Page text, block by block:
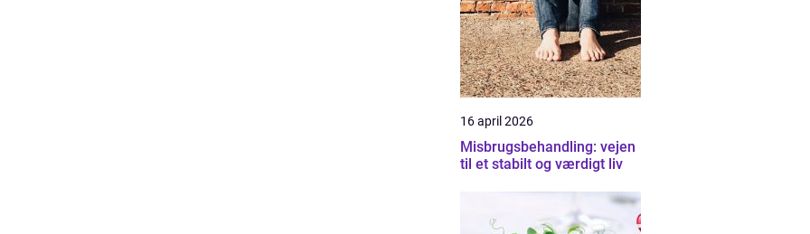
16 april 2026
Misbrugsbehandling: vejen
til et stabilt og værdigt liv